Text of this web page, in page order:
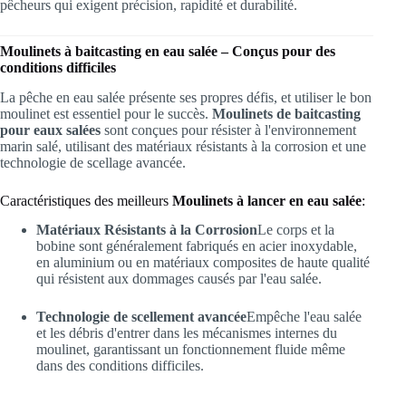
pêcheurs qui exigent précision, rapidité et durabilité.
Moulinets à baitcasting en eau salée – Conçus pour des
conditions difficiles
La pêche en eau salée présente ses propres défis, et utiliser le bon
moulinet est essentiel pour le succès. Moulinets de baitcasting
pour eaux salées sont conçues pour résister à l'environnement
marin salé, utilisant des matériaux résistants à la corrosion et une
technologie de scellage avancée.
Caractéristiques des meilleurs Moulinets à lancer en eau salée:
Matériaux Résistants à la CorrosionLe corps et la
bobine sont généralement fabriqués en acier inoxydable,
en aluminium ou en matériaux composites de haute qualité
qui résistent aux dommages causés par l'eau salée.
Technologie de scellement avancéeEmpêche l'eau salée
et les débris d'entrer dans les mécanismes internes du
moulinet, garantissant un fonctionnement fluide même
dans des conditions difficiles.